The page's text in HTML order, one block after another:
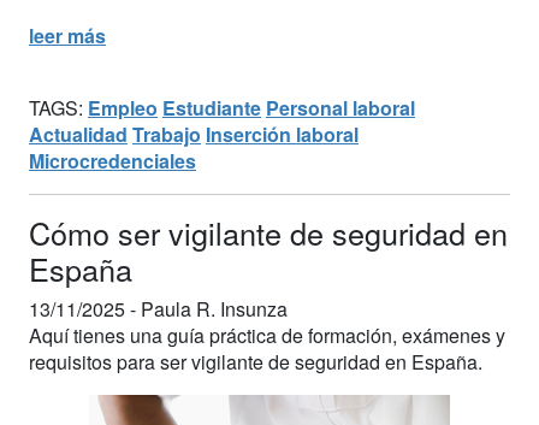
leer más
TAGS: Empleo Estudiante Personal laboral
Actualidad Trabajo Inserción laboral
Microcredenciales
Cómo ser vigilante de seguridad en
España
13/11/2025 - Paula R. Insunza
Aquí tienes una guía práctica de formación, exámenes y
requisitos para ser vigilante de seguridad en España.